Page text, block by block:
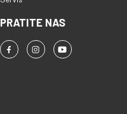
PRATITE NAS